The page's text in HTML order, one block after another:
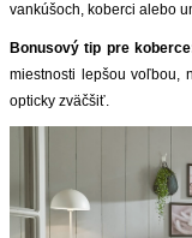
vankúšoch, koberci alebo
Bonusový tip pre
miestnosti lepšou voľbou,
opticky zväčšiť.